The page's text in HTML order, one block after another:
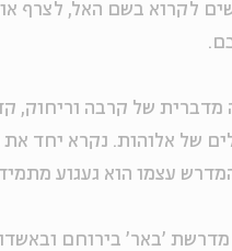
לקרוא בשם האל, לצרף
מדברית של קרבה
של אלוהות. נקרא יחד
עצמו הוא געגוע
מדרשת 'באר' בירוחם